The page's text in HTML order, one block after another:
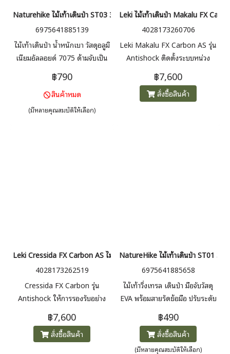
Naturehike ไม้เท้าเดินป่า ST03 3-Node 7075 AL trekking pole (1pc)
6975641885139
ไม้เท้าเดินป่า น้ำหนักเบา วัสดุอลูมิ
เนียมอัลลอยด์ 7075 ด้ามจับเป็น
ระบบล็อคแบบก้านโยก ช่วยให้การ
ปรับความสูงต่ำของไม้เท้าทำได้ง่าย
ขนาด 61-135cm น้ำหนัก 270g
฿790
สินค้าหมด
(มีหลายคุณสมบัติให้เลือก)
Leki ไม้เท้าเดินป่า Makalu FX
4028173260706
Leki Makalu FX Carbon AS รุ่น
Antishock ติดตั้งระบบหน่วง
แรงกระแทกต่อกล้ามเนื้อ ข้อต่อ
และเอ็น สำหรับผู้ชายสูง 155-185
฿7,600
สั่งซื้อสินค้า
Leki Cressida FX Carbon AS ไม้เท้าเดินป่า White - Mango - Silver
4028173262519
Cressida FX Carbon รุ่น
Antishock ให้การรองรับอย่าง
กระแทก DSS ช่วยลดแรง
กระแทก ทำให้กล้ามเนื้อ ข้อต่อ
฿7,600
สั่งซื้อสินค้า
NatureHike ไม้เท้าเดินป่า ST01
6975641885658
ไม้เท้าวิ่งเทรล เดินป่า มือจับวัสดุ
EVA พร้อมสายรัดข้อมือ ปรับระดับ
แรงด้วยวัสดุ Aluminum Alloy
฿490
สั่งซื้อสินค้า
(มีหลายคุณสมบัติให้เลือก)